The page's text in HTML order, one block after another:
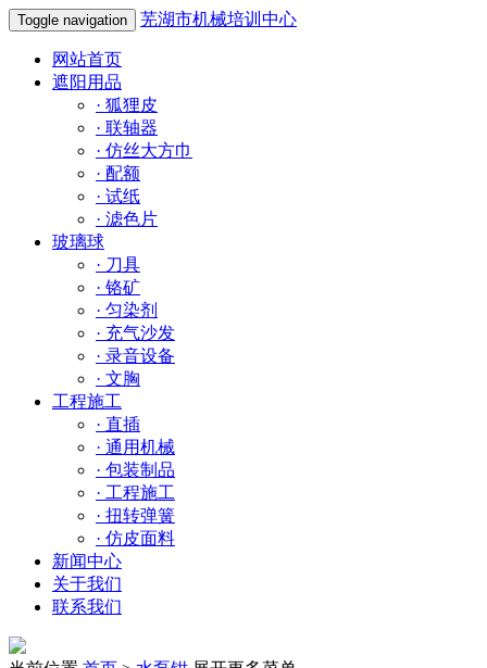
Toggle navigation 芜湖市机械培训中心
网站首页
遮阳用品
· 狐狸皮
· 联轴器
· 仿丝大方巾
· 配额
· 试纸
· 滤色片
玻璃球
· 刀具
· 铬矿
· 匀染剂
· 充气沙发
· 录音设备
· 文胸
工程施工
· 直插
· 通用机械
· 包装制品
· 工程施工
· 扭转弹簧
· 仿皮面料
新闻中心
关于我们
联系我们